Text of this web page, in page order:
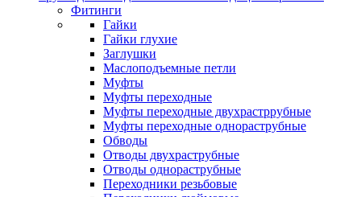
Фитинги
Гайки
Гайки глухие
Заглушки
Маслоподъемные петли
Муфты
Муфты переходные
Муфты переходные двухрастррубные
Муфты переходные однораструбные
Обводы
Отводы двухраструбные
Отводы однораструбные
Переходники резьбовые